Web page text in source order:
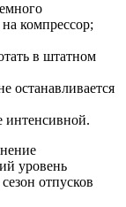
компрессор;
в штатном
останавливается
интенсивной.
уровень
отпусков